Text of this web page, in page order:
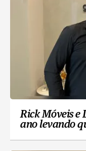
Rick Móveis e
ano levando